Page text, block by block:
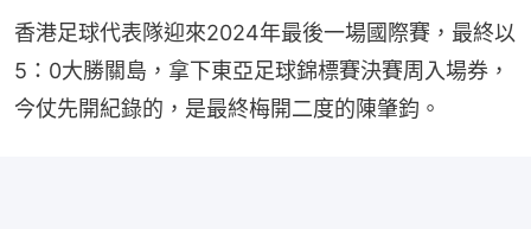
香港足球代表隊迎來2024年最後一場國際賽，最終以
5：0大勝關島，拿下東亞足球錦標賽決賽周入場券，
今仗先開紀錄的，是最終梅開二度的陳肇鈞。